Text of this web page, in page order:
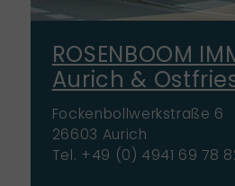
ROSENBOOM
Aurich &
Fockenbollwerkstraße 6
26603 Aurich
Tel. +49 (0) 4941 69 78